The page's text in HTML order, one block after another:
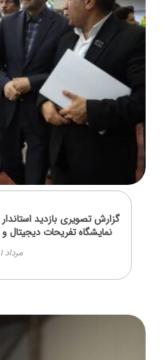
گزارش تصویری بازدید
نمایشگاه تفریحات دیجیتال و
مرداد ۱۱, ۱۴۰۴